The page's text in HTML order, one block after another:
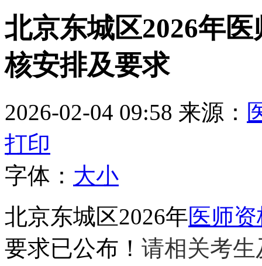
北京东城区2026年
核安排及要求
2026-02-04 09:58 来源：
打印
字体： 大小
北京东城区2026年医师
要求已公布！ 请相关考